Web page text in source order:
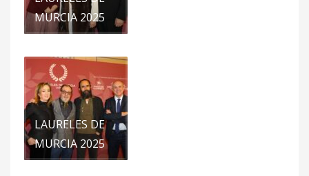
MURCIA 2025
LAURELES DE
MURCIA 2025